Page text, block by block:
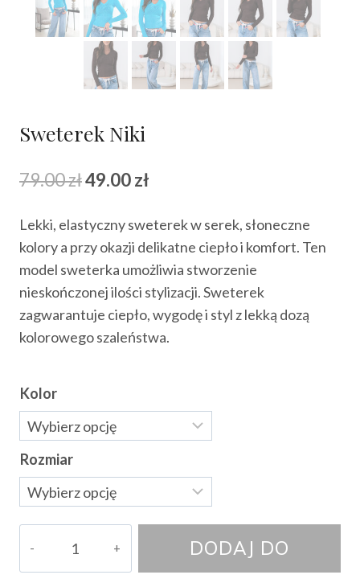
Sweterek Niki
79.00złPierwotna
wynosiła:
79.00 zł.
49.00zł
wynosi:
49.00 zł.
Lekki, elastyczny sweterek w serek, słoneczne
kolory a przy okazji delikatne ciepło i komfort. Ten
model sweterka umożliwia stworzenie
nieskończonej ilości stylizacji. Sweterek
zagwarantuje ciepło, wygodę i styl z lekką dozą
kolorowego szaleństwa.
Kolor
Rozmiar
Sweterek
DODAJ DO